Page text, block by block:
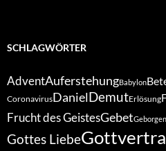
SCHLAGWÖRTER
AdventAuferstehungBabylon
CoronavirusDanielDemutErlösung
Frucht des GeistesGebet
Gottes Liebe